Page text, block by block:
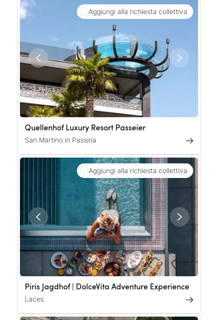
Aggiungi alla richiesta collettiva
Quellenhof Luxury Resort Passeier
San Martino in Passiria
Aggiungi alla richiesta collettiva
Piris Jagdhof | DolceVita Adventure Experience
Laces